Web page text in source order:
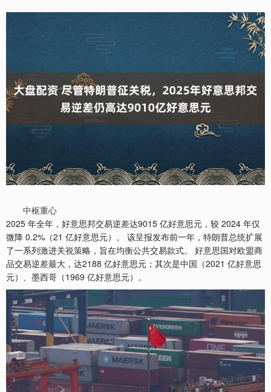
中枢重心
2025 年全年，好意思邦交易逆差达9015 亿好意思元，较 2024 年仅
微降 0.2%（21 亿好意思元）。 该呈报发布前一年，特朗普总统扩展
了一系列激进关祱策略，旨在均衡公共交易款式。 好意思国对欧盟商
品交易逆差最大，达2188 亿好意思元；其次是中国（2021 亿好意思
元）、墨西哥（1969 亿好意思元）。